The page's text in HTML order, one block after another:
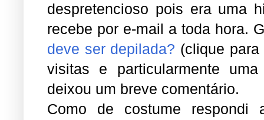
despretencioso pois era uma
recebe por e-mail a toda hora.
deve ser depilada? (clique
visitas e particularmente
deixou um breve comentário.
Como de costume respondi